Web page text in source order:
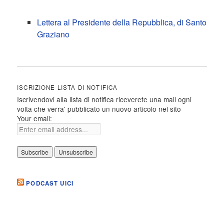
Lettera al Presidente della Repubblica, di Santo
Graziano
ISCRIZIONE LISTA DI NOTIFICA
Iscrivendovi alla lista di notifica riceverete una mail ogni
volta che verra' pubblicato un nuovo articolo nel sito
Your email:
PODCAST UICI